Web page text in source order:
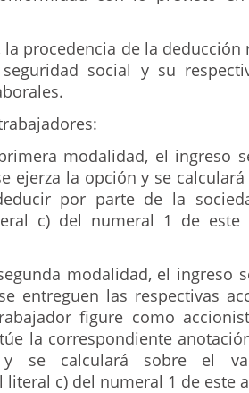
la procedencia de la
social y su
modalidad, el ingreso
ejerza la opción y se
por parte de la
c) del numeral 1 de
modalidad, el ingreso
entreguen las respectivas
figure como
la correspondiente
y se calculará sobre el
c) del numeral 1 de este